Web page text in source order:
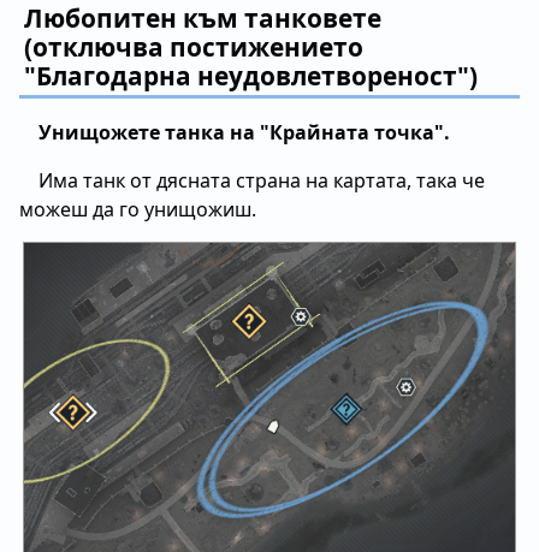
Любопитен към танковете
(отключва постижението
"Благодарна неудовлетвореност")
Унищожете танка на "Крайната точка".
Има танк от дясната страна на картата, така че
можеш да го унищожиш.